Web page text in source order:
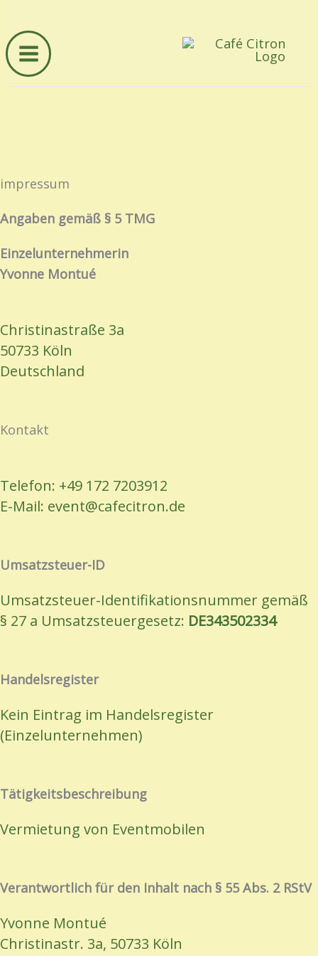
Inhalt
springen
Main
impressum
Angaben gemäß § 5 TMG
Einzelunternehmerin
Yvonne Montué
Christinastraße 3a
50733 Köln
Deutschland
Kontakt
Telefon: +49 172 7203912
E-Mail: event@cafecitron.de
Umsatzsteuer-ID
Umsatzsteuer-Identifikationsnummer gemäß
§ 27 a Umsatzsteuergesetz: DE343502334
Handelsregister
Kein Eintrag im Handelsregister
(Einzelunternehmen)
Tätigkeitsbeschreibung
Vermietung von Eventmobilen
Verantwortlich für den Inhalt nach § 55 Abs. 2 RStV
Yvonne Montué
Christinastr. 3a, 50733 Köln